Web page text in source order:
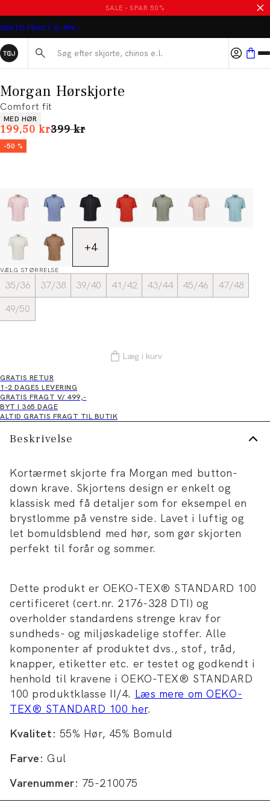
SALE - SPAR 50%
GRATIS FRAGT V/ 499,-
Søg her...
Morgan Hørskjorte
Comfort fit
Produkt egenskaber
MED HØR
199,50 krI alt (uden rabat)
399 kr
-50 %
+4
VÆLG STØRRELSE
35/36 37/38 39/40 41/42 43/44 45/46
47/48
49/50
Læg i kurv
GRATIS RETUR
1-2 DAGES LEVERING
GRATIS FRAGT V/ 499,-
BYT I 365 DAGE
ALTID GRATIS FRAGT TIL BUTIK
Beskrivelse
Kortærmet skjorte fra Morgan med button-
down krave. Skjortens design er enkelt og
klassisk med få detaljer som for eksempel en
brystlomme på venstre side. Lavet i luftig og
let bomuldsblend med hør, som gør skjorten
perfekt til forår og sommer.
Dette produkt er OEKO-TEX® STANDARD 100
certificeret (cert.nr. 2176-328 DTI) og
overholder standardens strenge krav for
sundheds- og miljøskadelige stoffer. Alle
komponenter af produktet dvs., stof, tråd,
knapper, etiketter etc. er testet og godkendt i
henhold til kravene i OEKO-TEX® STANDARD
100 produktklasse II/4. Læs mere om OEKO-
TEX® STANDARD 100 her.
Kvalitet: 55% Hør, 45% Bomuld
Farve: Gul
Varenummer: 75-210075